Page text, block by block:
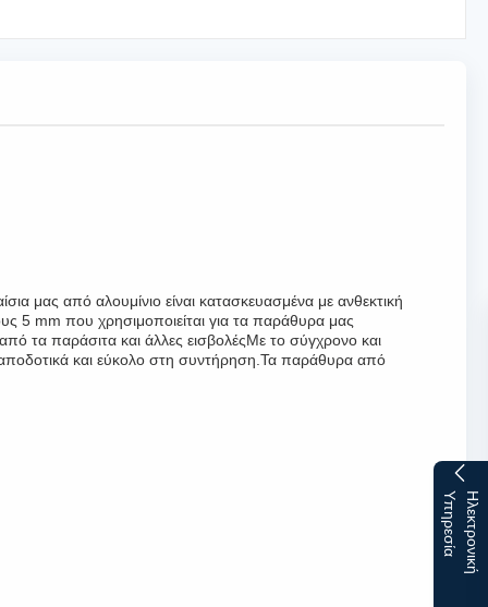
Η
λ
ε
κ
τ
ρ
ο
ν
ι
κ
ή
Υ
π
η
ρ
ε
σ
ί
α
μας από αλουμίνιο είναι κατασκευασμένα με ανθεκτική
5 mm που χρησιμοποιείται για τα παράθυρα μας
τα παράσιτα και άλλες εισβολέςΜε το σύγχρονο και
αποδοτικά και εύκολο στη συντήρηση.Τα παράθυρα από